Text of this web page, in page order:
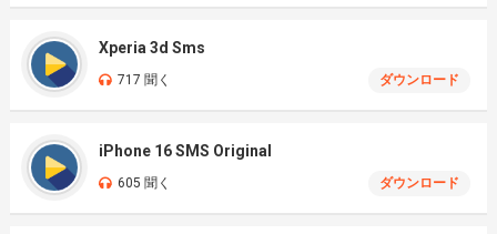
Xperia 3d Sms
717 聞く ダウンロード
iPhone 16 SMS Original
605 聞く ダウンロード